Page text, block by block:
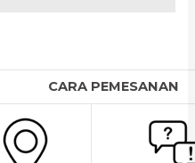
CARA PEMESANAN